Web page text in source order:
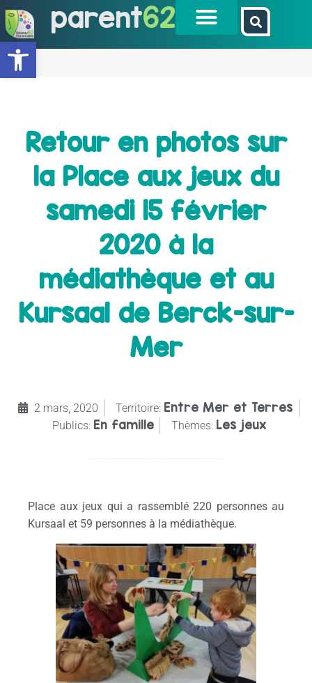
Ouvrir la barre d’outils
parent62
Retour en photos sur
la Place aux jeux du
samedi 15 février
2020 à la
médiathèque et au
Kursaal de Berck-sur-
Mer
2 mars, 2020 Territoire: Entre Mer et Terres
Publics: En famille Thèmes: Les jeux
Place aux jeux qui a rassemblé 220 personnes au
Kursaal et 59 personnes à la médiathèque.